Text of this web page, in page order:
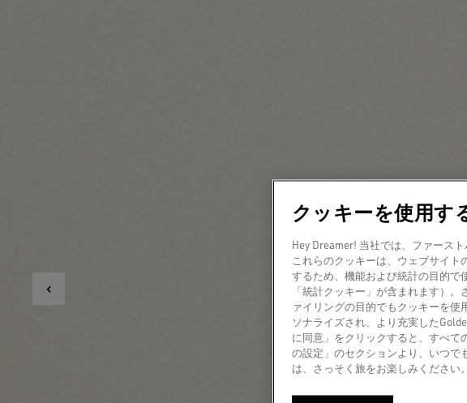
クッキーを使用す
Hey Dreamer! 当社では、ファース
これらのクッキーは、ウェブサイ
するため、機能および統計の目的で
「統計クッキー」が含まれます）
ァイリングの目的でもクッキーを
ソナライズされ、より充実した
に同意」をクリックすると、すべて
の設定」のセクションより、いつで
は、さっそく旅をお楽しみください。